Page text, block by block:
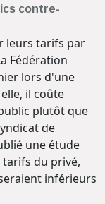
contre-
leurs tarifs par
Fédération
lors d'une
il coûte
plutôt que
de
une étude
du privé,
inférieurs